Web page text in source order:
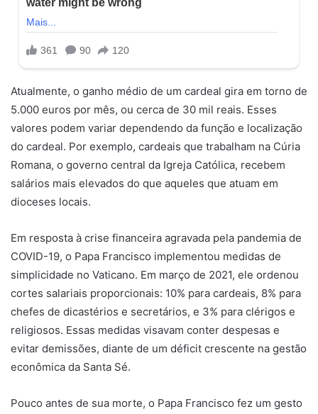
Atualmente, o ganho médio de um cardeal gira em torno de
5.000 euros por mês, ou cerca de 30 mil reais. Esses
valores podem variar dependendo da função e localização
do cardeal. Por exemplo, cardeais que trabalham na Cúria
Romana, o governo central da Igreja Católica, recebem
salários mais elevados do que aqueles que atuam em
dioceses locais.
Em resposta à crise financeira agravada pela pandemia de
COVID-19, o Papa Francisco implementou medidas de
simplicidade no Vaticano. Em março de 2021, ele ordenou
cortes salariais proporcionais: 10% para cardeais, 8% para
chefes de dicastérios e secretários, e 3% para clérigos e
religiosos. Essas medidas visavam conter despesas e
evitar demissões, diante de um déficit crescente na gestão
econômica da Santa Sé.
Pouco antes de sua morte, o Papa Francisco fez um gesto